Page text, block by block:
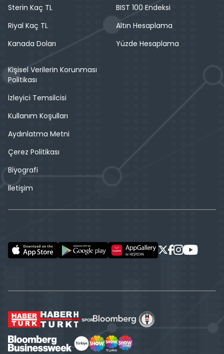
Sterin Kaç TL
Riyal Kaç TL
Kanada Doları
BIST 100 Endeksi
Altın Hesaplama
Yüzde Hesaplama
Kişisel Verilerin Korunması
Politikası
İzleyici Temsilcisi
Kullanım Koşulları
Aydınlatma Metni
Çerez Politikası
Biyografi
İletişim